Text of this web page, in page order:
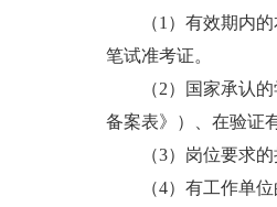
（1）有效期内
笔试准考证。
（2）国家承认
备案表》）、在验证
（3）岗位要求
（4）有工作单